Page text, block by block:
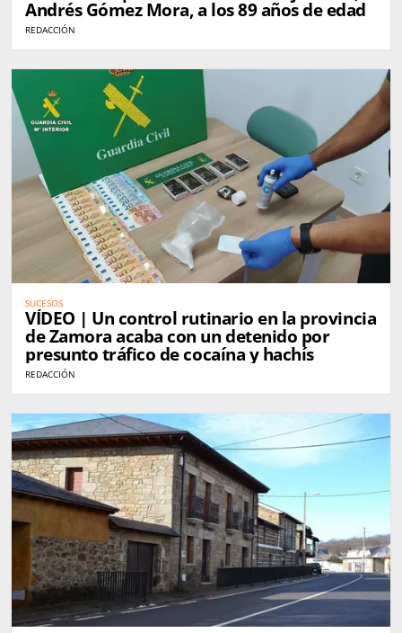
Andrés Gómez Mora, a los 89 años de edad
REDACCIÓN
SUCESOS
VÍDEO | Un control rutinario en la provincia
de Zamora acaba con un detenido por
presunto tráfico de cocaína y hachís
REDACCIÓN